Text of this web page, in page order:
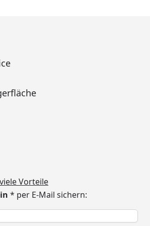
viele Vorteile
* per E-Mail sichern: